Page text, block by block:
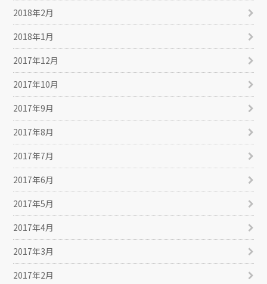
2018年2月
2018年1月
2017年12月
2017年10月
2017年9月
2017年8月
2017年7月
2017年6月
2017年5月
2017年4月
2017年3月
2017年2月